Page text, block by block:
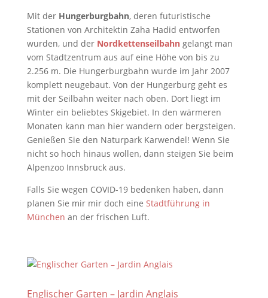
Mit der Hungerburgbahn, deren futuristische
Stationen von Architektin Zaha Hadid entworfen
wurden, und der Nordkettenseilbahngelangt man
vom Stadtzentrum aus auf eine Höhe von bis zu
2.256 m. Die Hungerburgbahn wurde im Jahr 2007
komplett neugebaut. Von der Hungerburg geht es
mit der Seilbahn weiter nach oben. Dort liegt im
Winter ein beliebtes Skigebiet. In den wärmeren
Monaten kann man hier wandern oder bergsteigen.
Genießen Sie den Naturpark Karwendel! Wenn Sie
nicht so hoch hinaus wollen, dann steigen Sie beim
Alpenzoo Innsbruck aus.
Falls Sie wegen COVID-19 bedenken haben, dann
planen Sie mir mir doch eine Stadtführung in
München an der frischen Luft.
Englischer Garten – Jardin Anglais